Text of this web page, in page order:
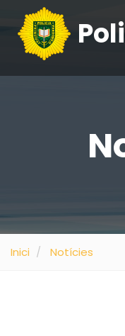
Inici Notícies